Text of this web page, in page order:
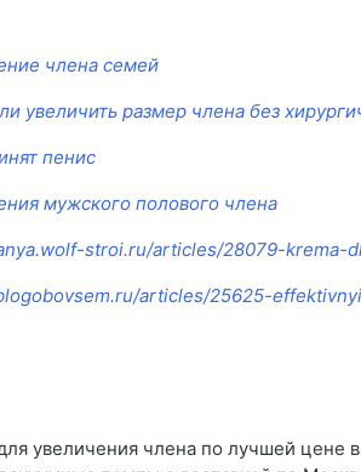
члена семей
увеличить размер члена без
пенис
мужского полового члена
stroi.ru/articles/28079-krema-
articles/25625-
увеличения члена по лучшей цене